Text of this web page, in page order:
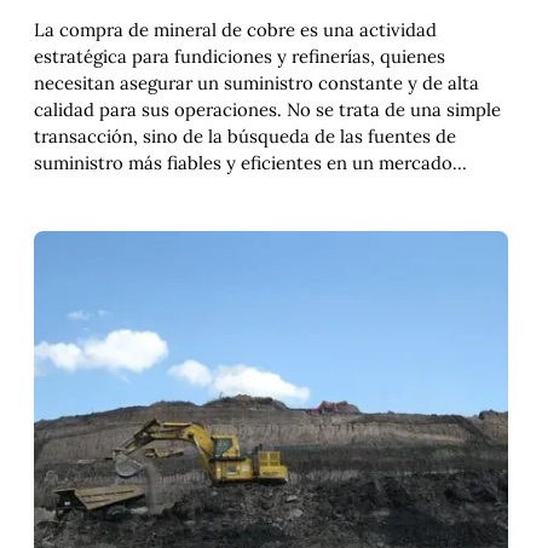
La compra de mineral de cobre es una actividad
estratégica para fundiciones y refinerías, quienes
necesitan asegurar un suministro constante y de alta
calidad para sus operaciones. No se trata de una simple
transacción, sino de la búsqueda de las fuentes de
suministro más fiables y eficientes en un mercado…